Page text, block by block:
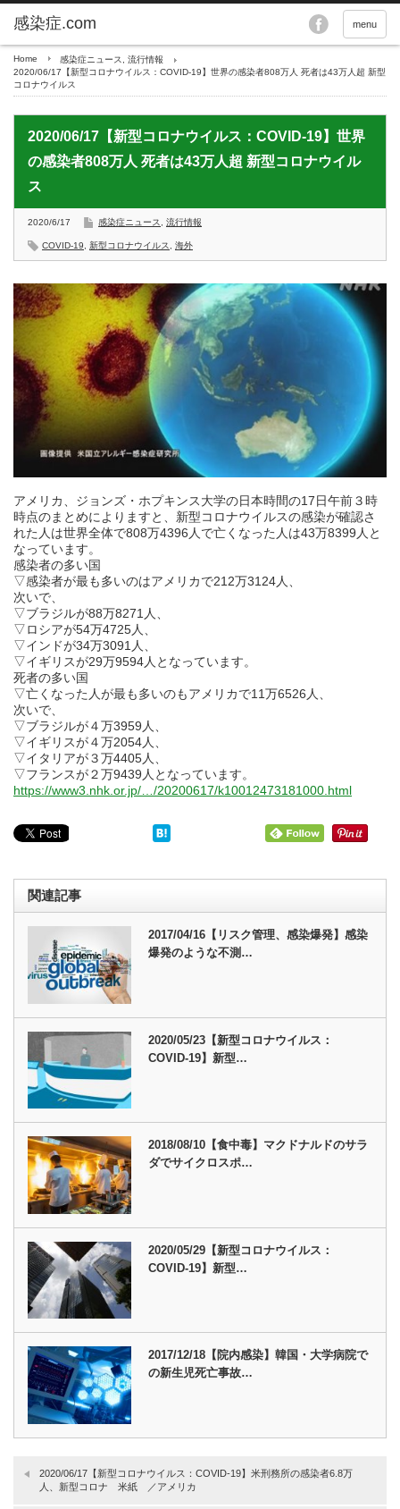
menu
Home 感染症ニュース
流行情報
2020/06/17【新型コロナウイルス：COVID-19】世界の感染者808万人 死者は43万人超 新型
コロナウイルス
2020/06/17【新型コロナウイルス：COVID-19】世界
の感染者808万人 死者は43万人超 新型コロナウイル
ス
2020/6/17 感染症ニュース 流行情報
COVID-19 新型コロナウイルス 海外
アメリカ、ジョンズ・ホプキンス大学の日本時間の17日午前３時
時点のまとめによりますと、新型コロナウイルスの感染が確認さ
れた人は世界全体で808万4396人で亡くなった人は43万8399人と
なっています。
感染者の多い国
▽感染者が最も多いのはアメリカで212万3124人、
次いで、
▽ブラジルが88万8271人、
▽ロシアが54万4725人、
▽インドが34万3091人、
▽イギリスが29万9594人となっています。
死者の多い国
▽亡くなった人が最も多いのもアメリカで11万6526人、
次いで、
▽ブラジルが４万3959人、
▽イギリスが４万2054人、
▽イタリアが３万4405人、
▽フランスが２万9439人となっています。
https://www3.nhk.or.jp/…/20200617/k10012473181000.html
関連記事
2017/04/16【リスク管理、感染爆発】感染
爆発のような不測…
2020/05/23【新型コロナウイルス：
COVID-19】新型…
2018/08/10【食中毒】マクドナルドのサラ
ダでサイクロスポ…
2020/05/29【新型コロナウイルス：
COVID-19】新型…
2017/12/18【院内感染】韓国・大学病院で
の新生児死亡事故…
2020/06/17【新型コロナウイルス：COVID-19】米刑務所の感染者6.8万
人、新型コロナ 米紙 ／アメリカ